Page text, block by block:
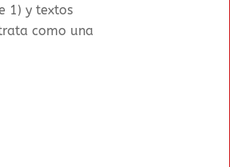
1) y textos
como una